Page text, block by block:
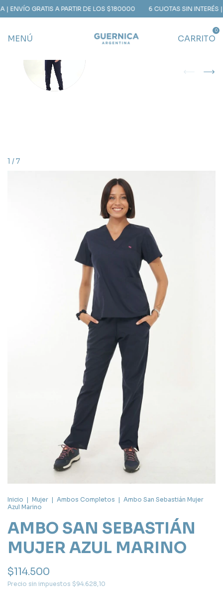
A PARTIR DE LOS $180000 6 CUOTAS SIN INTERÉS | 15%
MENÚ CARRITO
0
1 /7
Inicio | Mujer | Ambos Completos | Ambo San Sebastián Mujer
Azul Marino
AMBO SAN SEBASTIÁN
MUJER AZUL MARINO
$114.500
Precio sin impuestos $94.628,10